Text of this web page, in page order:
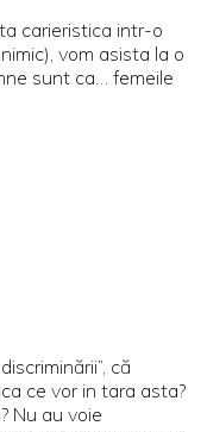
carieristica intr-o
vom asista la o
sunt ca… femeile
că
ce vor in tara asta?
Nu au voie